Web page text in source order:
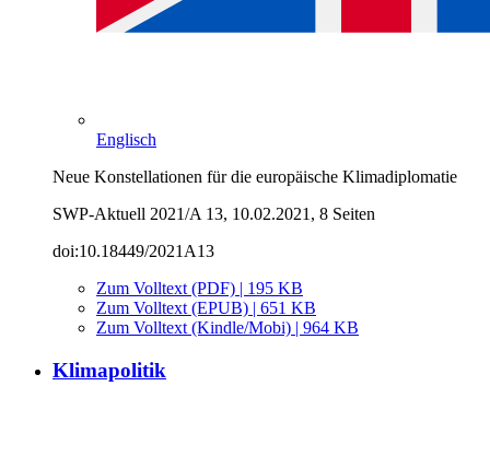
Englisch
Neue Konstellationen für die europäische Klimadiplomatie
SWP-Aktuell 2021/A 13, 10.02.2021, 8 Seiten
doi:10.18449/2021A13
Zum Volltext (PDF) | 195 KB
Zum Volltext (EPUB) | 651 KB
Zum Volltext (Kindle/Mobi) | 964 KB
Klimapolitik